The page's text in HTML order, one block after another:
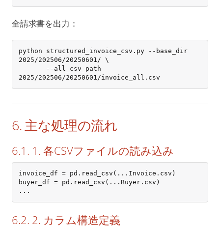
全請求書を出力：
python structured_invoice_csv.py --base_dir
2025/202506/20250601/ \
2025/202506/20250601/invoice_all.csv
6. 主な処理の流れ
6.1. 1. 各CSVファイルの読み込み
invoice_df = pd.read_csv(...Invoice.csv)
buyer_df = pd.read_csv(...Buyer.csv)
...
6.2. 2. カラム構造定義